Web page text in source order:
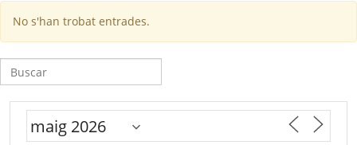
No s'han trobat entrades.
Cerca: